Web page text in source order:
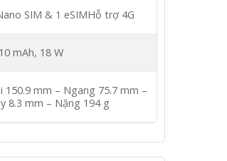
SIM & 1 eSIMHỗ trợ 4G
mAh, 18 W
150.9 mm – Ngang 75.7 mm –
8.3 mm – Nặng 194 g